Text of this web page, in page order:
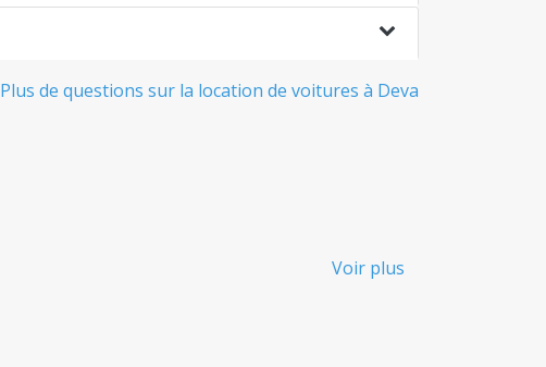
Plus de questions sur la location de voitures à Deva
Voir plus